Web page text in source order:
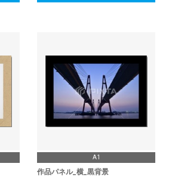
A1
作品パネル_横_黒背景